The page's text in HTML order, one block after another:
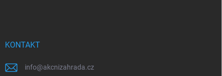
KONTAKT
info@akcnizahrada.cz